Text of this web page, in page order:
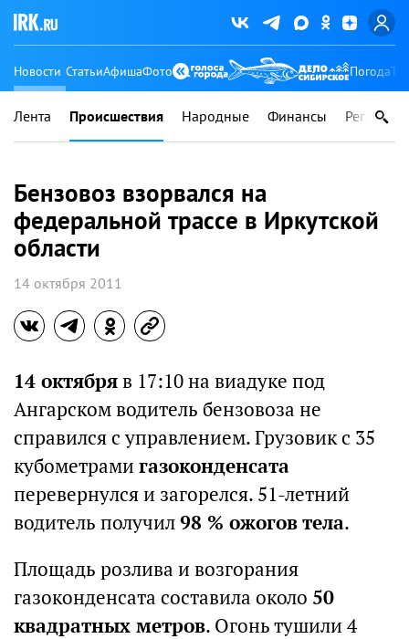
Новости СтатьиАфишаФото Погода
Лента Происшествия Народные Финансы Регионы
Бензовоз взорвался на
федеральной трассе в Иркутской
области
14 октября 2011
14 октябряв 17:10 на виадуке под
Ангарском водитель бензовоза не
справился с управлением. Грузовик с 35
кубометрами газоконденсата
перевернулся и загорелся. 51-летний
водитель получил98 % ожогов тела.
Площадь розлива и возгорания
газоконденсата составила около 50
квадратных метров. Огонь тушили 4